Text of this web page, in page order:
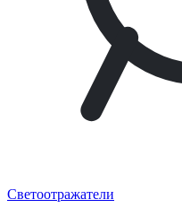
Светоотражатели